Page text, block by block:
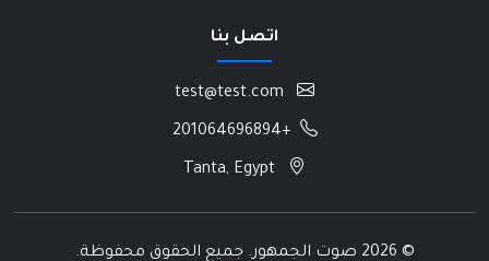
اتصل بنا
+201064696894
© 2026 صوت الجمهور. جميع الحقوق محفوظة.